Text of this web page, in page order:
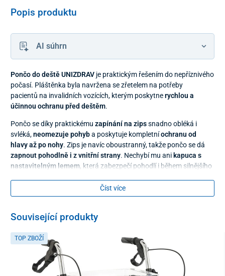
Popis produktu
AI súhrn
Pončo do deště UNIZDRAV je praktickým řešením do nepříznivého
počasí. Pláštěnka byla navržena se zřetelem na potřeby
pacientů na invalidních vozících, kterým poskytnerychlou a
účinnou ochranu před deštěm.
Pončo se díky praktickému zapínání na zipssnadno obléká i
svléká,neomezuje pohyba poskytuje kompletníochranu od
hlavy až po nohy. Zips je navíc oboustranný, takže pončo se dá
zapnout pohodlně i z vnitřní strany. Nechybí mu anikapuca s
nastavitelným lemem, která zabezpečí pohodlí i během silnějšího
Číst více
Související produkty
TOP ZBOŽÍ